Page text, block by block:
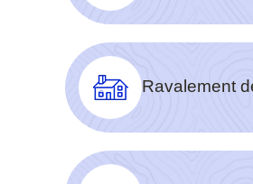
Ravalement